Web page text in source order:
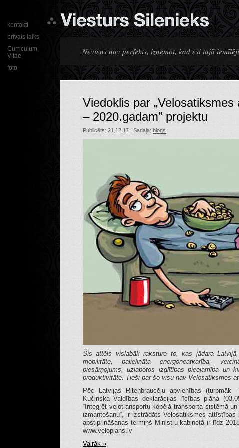
Neviens nav perfekts, izņemot, kad esi tajā
kontakti
brīvais laiks
Curriculum
Vitae
foto
Viedoklis par
– 2020.gadam” projektu
Publicēts: 21.12.17 | Sadaļa: blogs
Šis attēls vislabāk raksturo to, kas jādara
mobilitāte, palielināta energoneatkarība,
piesārņojums, uzlabotos izglītības pieejamība un
produktivitāte. Tieši par šo visu nav Velosatiksmes
Pēc Latvijas Riteņbraucēju apvienības
Kučinska Valdības deklarācijas rīcības plāna
“Integrēt velotransportu kopējā transporta sistēmā
izmantošanu”, ir izstrādāts Velosatiksmes
apstiprināšanas termiņš Ministru kabinetā ir līdz
www.veloplans.lv
Vairāk »